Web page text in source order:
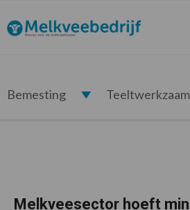
de
hoofdnavigatie
de
hoofd
de
eerste
de
voettekst
Melkveebedrijf.nl
Bemesting
Melkveesector hoeft